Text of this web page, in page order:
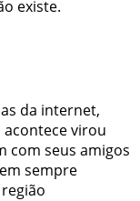
existe.
da internet,
virou
com seus amigos
sempre